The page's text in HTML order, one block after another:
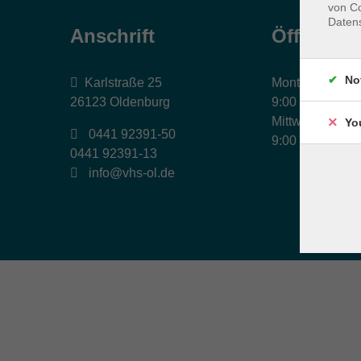
Anschrift
Karlstraße 25
26123 Oldenburg
0441 92391-50
0441 92391-13
info@vhs-ol.de
Montag,
9:00 bis 17:00
Mittwoch und
9:00 bis 12:30
von